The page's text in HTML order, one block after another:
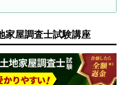
家屋調査士試験講座